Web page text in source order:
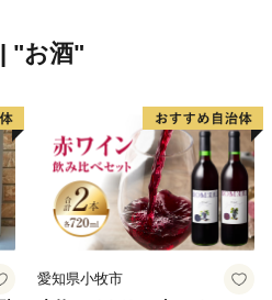
っくりと」「心をこめて」
東日本大震災．．．．．
震災に伴う原発事故の影響
ました。
"お酒"
愛知県小牧市